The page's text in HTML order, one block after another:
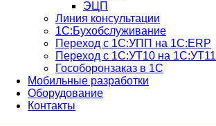
ЭЦП
Линия консультации
1С:Бухобслуживание
Переход с 1С:УПП на 1С:ERP
Переход с 1С:УТ10 на 1С:УТ11
Гособоронзаказ в 1С
Мобильные разработки
Оборудование
Контакты